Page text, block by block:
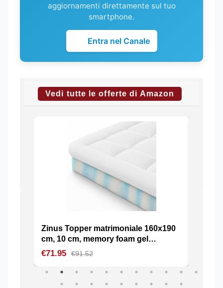
aggiornamenti direttamente sul tuo
smartphone.
Entra nel Canale